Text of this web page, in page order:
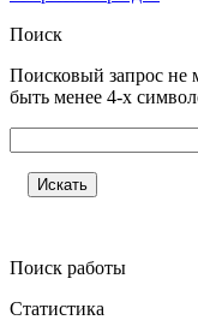
Поиск
Поисковый запрос не
быть менее 4-х
Поиск работы
Статистика